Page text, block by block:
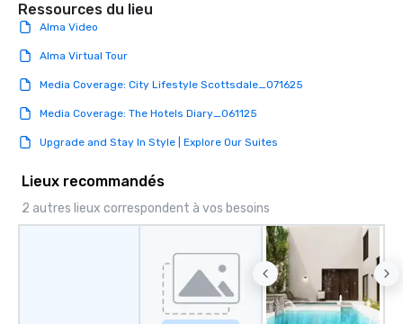
Ressources du lieu
Alma Video
Alma Virtual Tour
Media Coverage: City Lifestyle Scottsdale_071625
Media Coverage: The Hotels Diary_061125
Upgrade and Stay In Style | Explore Our Suites
Lieux recommandés
2 autres lieux correspondent à vos besoins